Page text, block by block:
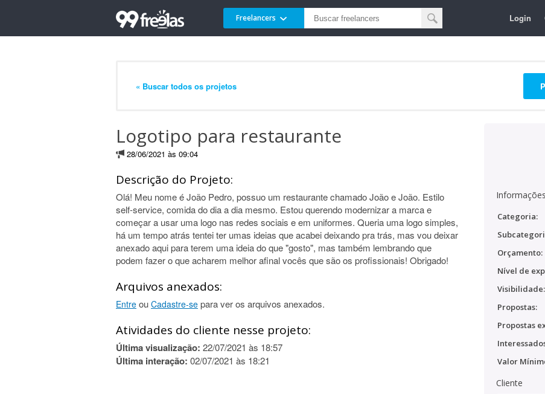
Freelancers Login
« Buscar todos os projetos
Logotipo para restaurante
28/06/2021 às 09:04
Descrição do Projeto:
Olá! Meu nome é João Pedro, possuo um restaurante chamado João e João. Estilo
self-service, comida do dia a dia mesmo. Estou querendo modernizar a marca e
começar a usar uma logo nas redes sociais e em uniformes. Queria uma logo simples,
há um tempo atrás tentei ter umas ideias que acabei deixando pra trás, mas vou deixar
anexado aqui para terem uma ideia do que "gosto", mas também lembrando que
podem fazer o que acharem melhor afinal vocês que são os profissionais! Obrigado!
Arquivos anexados:
Entre ou Cadastre-se para ver os arquivos anexados.
Atividades do cliente nesse projeto:
Última visualização: 22/07/2021 às 18:57
Última interação: 02/07/2021 às 18:21
Categoria:
Orçamento:
Nível de
Visibilidade:
Propostas:
Propostas
Valor
Cliente